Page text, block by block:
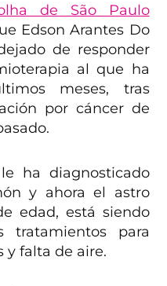
de São Paulo
Edson Arantes Do
de responder
al que ha
meses, tras
por cáncer de
ha diagnosticado
y ahora el astro
edad, está siendo
tratamientos para
y falta de aire.